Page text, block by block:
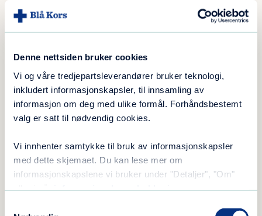
Denne nettsiden bruker cookies
Vi og våre tredjepartsleverandører bruker teknologi,
inkludert informasjonskapsler, til innsamling av
informasjon om deg med ulike formål. Forhåndsbestemt
valg er satt til nødvendig cookies.
Vi innhenter samtykke til bruk av informasjonskapsler
med dette skjemaet. Du kan lese mer om
informasjonskapslene vi bruker under "Detaljer", "Om"
Tilbudet
Uønskede konsekvenser av rusbruk
Pårørende
Rådgivning
terapeuter med lang erfaring innen
rusbehandling, psykisk helse og familieterapi.
Det er ingen begrensning på lengden av
forløpet, det er den aktuelle situasjonen som